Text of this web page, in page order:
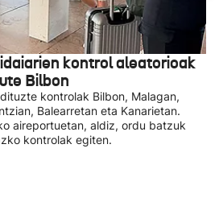
kontrol aleatorioak
Bilbon
kontrolak Bilbon, Malagan,
Balearretan eta Kanarietan.
aireportuetan, aldiz, ordu batzuk
kontrolak egiten.